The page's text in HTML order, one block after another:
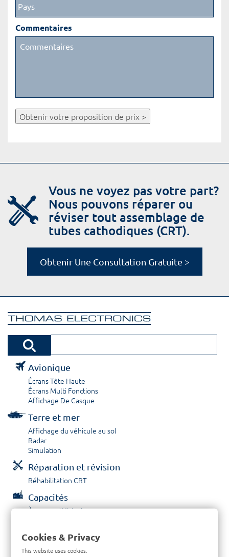
Commentaires
Obtenir votre proposition de prix >
Vous ne voyez pas votre part?
Nous pouvons réparer ou
réviser tout assemblage de
tubes cathodiques (CRT).
Obtenir Une Consultation Gratuite >
Avionique
Écrans Tête Haute
Écrans Multi Fonctions
Affichage De Casque
Terre et mer
Affichage du véhicule au sol
Radar
Simulation
Réparation et révision
Réhabilitation CRT
Capacités
À propos / Historique
Contactez nous
Cookies & Privacy
This website uses cookies.